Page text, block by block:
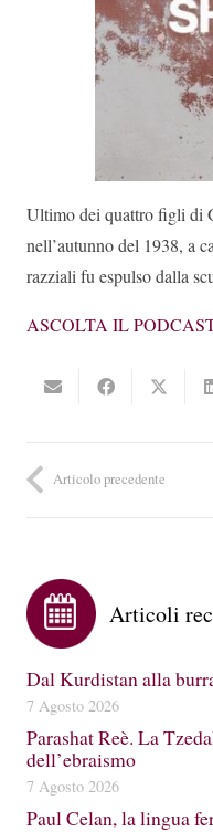
Ultimo dei quattro figli di
nell’autunno del 1938, a
razziali fu espulso dalla
ASCOLTA IL
Articolo precedente
Articoli
Dal Kurdistan alla
7 Agosto 2026
Parashat Reè. La
dell’ebraismo
7 Agosto 2026
Paul Celan, la lingua